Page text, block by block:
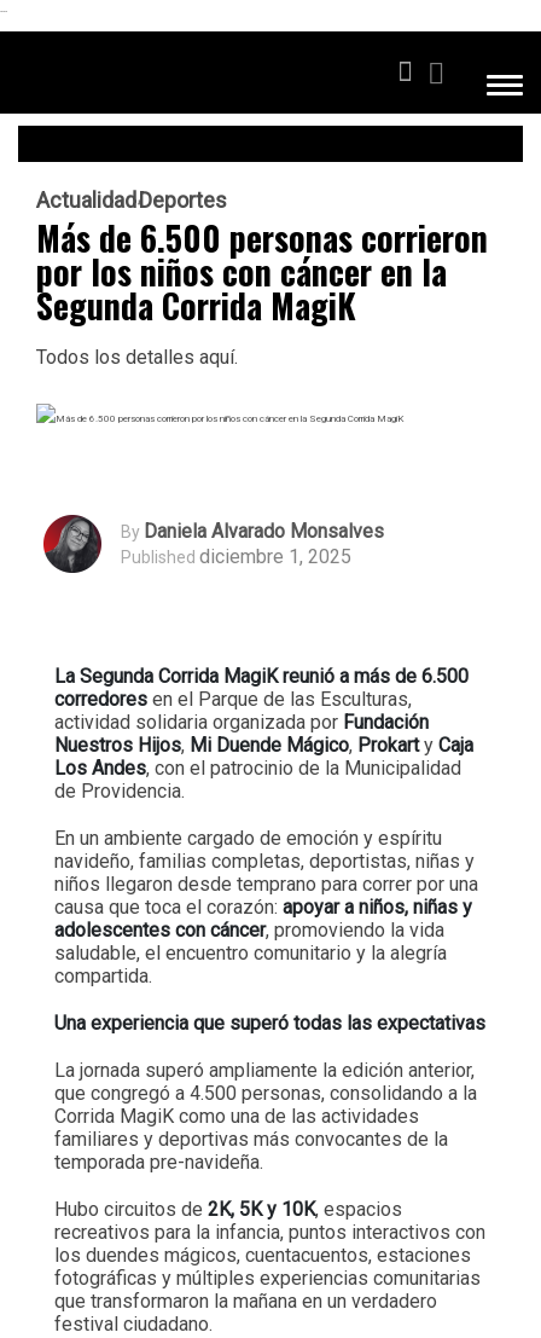
```
ActualidadDeportes
Más de 6.500 personas corrieron
por los niños con cáncer en la
Segunda Corrida MagiK
Todos los detalles aquí.
By Daniela Alvarado Monsalves
Published diciembre 1, 2025
La Segunda Corrida MagiK reunió a más de 6.500
corredores en el Parque de las Esculturas,
actividad solidaria organizada por Fundación
Nuestros Hijos, Mi Duende Mágico, Prokarty Caja
Los Andes, con el patrocinio de la Municipalidad
de Providencia.
En un ambiente cargado de emoción y espíritu
navideño, familias completas, deportistas, niñas y
niños llegaron desde temprano para correr por una
causa que toca el corazón: apoyar a niños, niñas y
adolescentes con cáncer, promoviendo la vida
saludable, el encuentro comunitario y la alegría
compartida.
Una experiencia que superó todas las expectativas
La jornada superó ampliamente la edición anterior,
que congregó a 4.500 personas, consolidando a la
Corrida MagiK como una de las actividades
familiares y deportivas más convocantes de la
temporada pre-navideña.
Hubo circuitos de 2K, 5K y 10K, espacios
recreativos para la infancia, puntos interactivos con
los duendes mágicos, cuentacuentos, estaciones
fotográficas y múltiples experiencias comunitarias
que transformaron la mañana en un verdadero
festival ciudadano.